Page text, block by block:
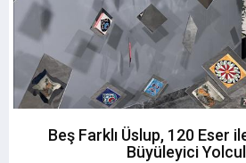
Beş Farklı Üslup, 120 Eser
Büyüleyici